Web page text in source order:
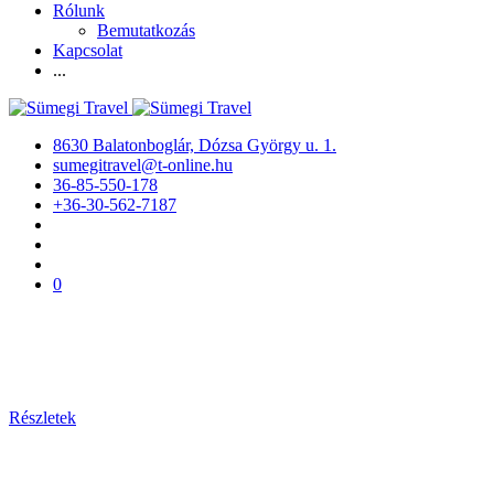
Rólunk
Bemutatkozás
Kapcsolat
...
8630 Balatonboglár, Dózsa György u. 1.
sumegitravel@t-online.hu
36-85-550-178
+36-30-562-7187
0
Részletek